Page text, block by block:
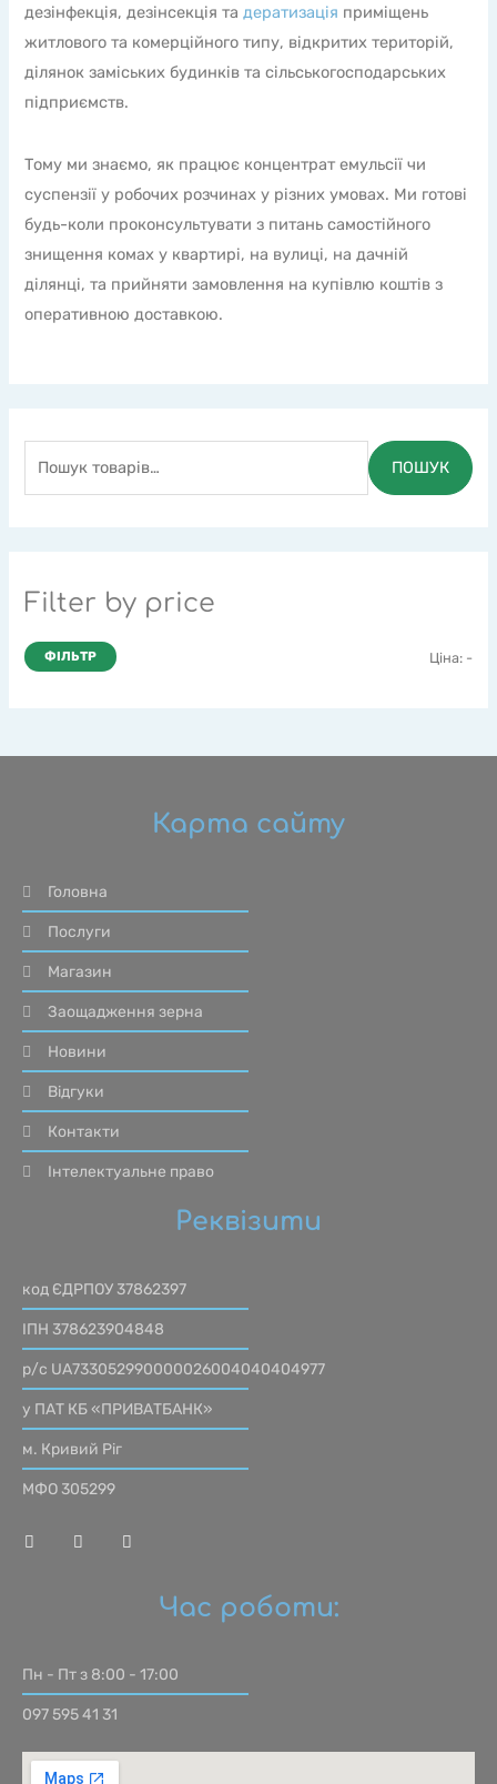
ПОШУК
Filter by price
ФІЛЬТР Ціна: -
дезінфекція, дезінсекція тадератизація приміщень
житлового та комерційного типу, відкритих територій,
ділянок заміських будинків та сільськогосподарських
підприємств.
Тому ми знаємо, як працює концентрат емульсії чи
суспензії у робочих розчинах у різних умовах. Ми готові
будь-коли проконсультувати з питань самостійного
знищення комах у квартирі, на вулиці, на дачній
ділянці, та прийняти замовлення на купівлю коштів з
оперативною доставкою.
Карта сайту
Головна
Послуги
Магазин
Заощадження зерна
Новини
Відгуки
Контакти
Інтелектуальне право
Реквізити
код ЄДРПОУ 37862397
ІПН 378623904848
р/с UA733052990000026004040404977
у ПАТ КБ «ПРИВАТБАНК»
м. Кривий Ріг
МФО 305299
Час роботи:
Пн - Пт з 8:00 - 17:00
097 595 41 31